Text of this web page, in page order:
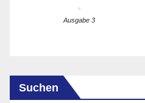
Ausgabe 3
Suchen